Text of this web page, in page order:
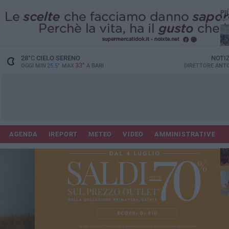
28°CCIELO SERENO
OGGI MIN 25.5° MAX 33° A BARI DIRETTORE
AGENDA IREPORT METEO VIDEO AMMINISTRATIVE